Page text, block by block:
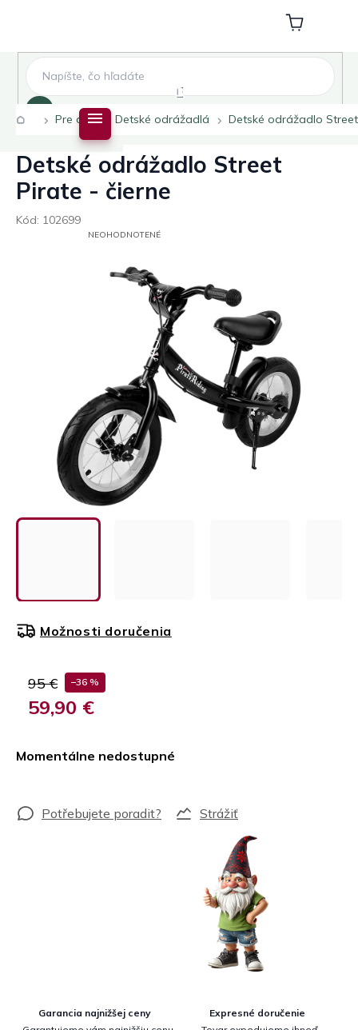
Nákupný
košík
Domov
Pre deti Detské odrážadlá Detské odrážadlo
Detské odrážadlo Street
Pirate - čierne
Kód: 102699
PRIEMERNÉNEOHODNOTENÉ
95 € –36 %
59,90 €
Momentálne nedostupné
Možnosti doručenia
Strážiť
Garancia najnižšej ceny
Expresné doručenie